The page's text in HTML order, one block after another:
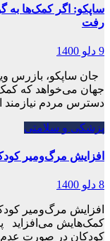
ساپکو: اگر کمک‌ها به
رفت
9 دلو 1400
جان ساپکو، بازرس
جهان می‌خواهد که
دسترس مردم نیازمند
پزشکی و سلامتی
افزایش مرگ‌ومیر
8 دلو 1400
کمک‌هایش می‌افزاید
کودکان در صورت عدم